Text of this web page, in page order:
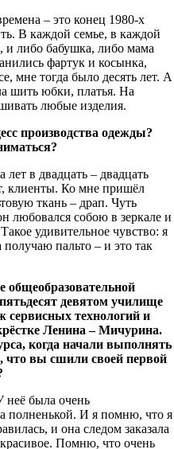
– это конец 1980-х
В каждой семье, в каждой
либо бабушка, либо мама
фартук и косынка,
мне тогда было десять лет. А
шить юбки, платья. На
любые изделия.
производства одежды?
в двадцать – двадцать
клиенты. Ко мне пришёл
ткань – драп. Чуть
любовался собою в зеркале и
удивительное чувство: я
пальто – и это так
общеобразовательной
девятом училище
сервисных технологий и
Ленина – Мичурина.
когда начали выполнять
что вы сшили своей первой
была очень
полненькой. И я помню, что я
и она следом заказала
Помню, что очень